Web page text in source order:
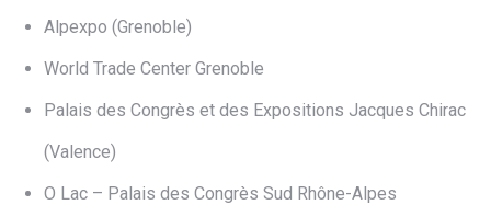
Alpexpo (Grenoble)
World Trade Center Grenoble
Palais des Congrès et des Expositions Jacques Chirac
(Valence)
O Lac – Palais des Congrès Sud Rhône-Alpes